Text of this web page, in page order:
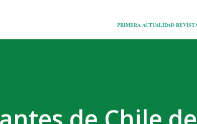
PRIMERA ACTUALIDAD